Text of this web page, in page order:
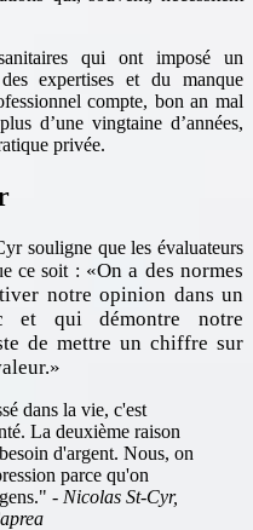
qui ont imposé un
expertises et du manque
compte, bon an mal
d’une vingtaine d’années,
privée.
souligne que les évaluateurs
ce soit :
On a des normes
notre opinion dans un
qui démontre notre
de mettre un chiffre sur
dans la vie, c'est
La deuxième raison
d'argent. Nous, on
parce qu'on
- Nicolas St-Cyr,